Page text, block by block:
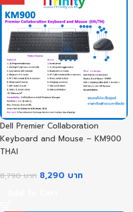
Dell Premier Collaboration
Keyboard and Mouse – KM900
THAI
8,790บาท 8,290 บาท